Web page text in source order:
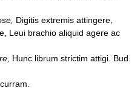
Digitis extremis attingere,
Leui brachio aliquid agere ac
Hunc librum strictim attigi. Bud.